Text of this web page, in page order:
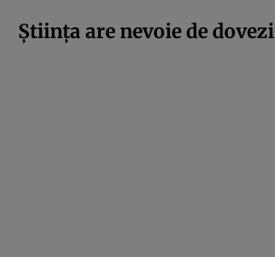
Știința are nevoie de dovezi